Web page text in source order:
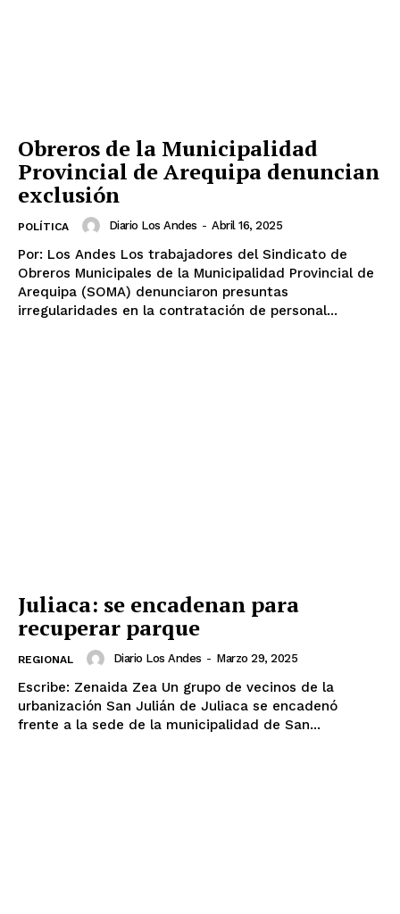
Obreros de la Municipalidad
Provincial de Arequipa denuncian
exclusión
POLÍTICA Diario Los Andes - Abril 16, 2025
Por: Los Andes Los trabajadores del Sindicato de
Obreros Municipales de la Municipalidad Provincial de
Arequipa (SOMA) denunciaron presuntas
irregularidades en la contratación de personal...
Juliaca: se encadenan para
recuperar parque
REGIONAL Diario Los Andes - Marzo 29, 2025
Escribe: Zenaida Zea Un grupo de vecinos de la
urbanización San Julián de Juliaca se encadenó
frente a la sede de la municipalidad de San...